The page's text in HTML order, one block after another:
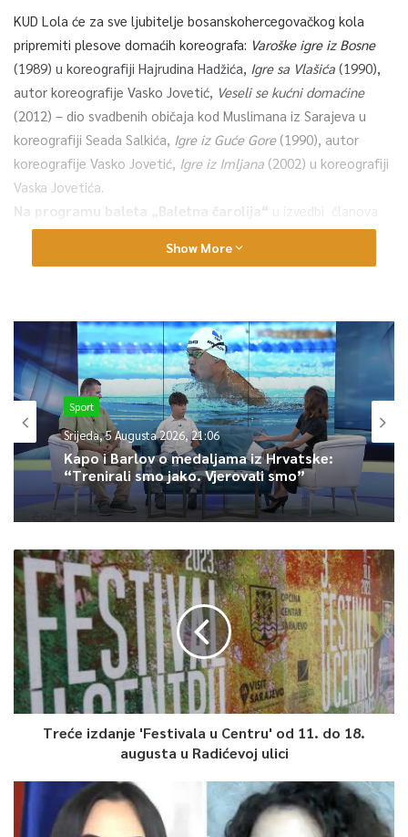
KUD Lola će za sve ljubitelje bosanskohercegovačkog kola
pripremiti plesove domaćih koreografa: Varoške igre iz Bosne
(1989) u koreografiji Hajrudina Hadžića, Igre sa Vlašića (1990),
autor koreografije Vasko Jovetić, Veseli se kućni domaćine
(2012) – dio svadbenih običaja kod Muslimana iz Sarajeva u
koreografiji Seada Salkića, Igre iz Guće Gore(1990), autor
koreografije Vasko Jovetić, Igre iz Imljana (2002) u koreografiji
Vaska Jovetića.
Na programu baleta „Baletna čarolija“ u izvedbi članova
baletne škole “Aurora” – KUD „Baščaršija“, te članova BASICS
Prijatelji– Prvi baletni koraci i
muzika gotičkog valcera.Farruca forma flamenca– kroz koju se
otkriva nevjerovatna snaga i ravnopravnost. Freedom –
sloboda kao najvažniji segment ljudskog bivstvovanja,
saopćeno je iz Narodnog pozorišta Sarajevo
0
Article Rating
Show More
Sport
Srijeda, 5 Augusta 2026, 21:06
Kapo i Barlov o medaljama iz Hrvatske:
“Trenirali smo jako. Vjerovali smo”
Treće izdanje 'Festivala u Centru' od 11. do 18.
augusta u Radićevoj ulici